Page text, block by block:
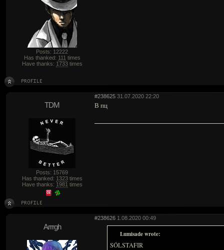
Posts: 12222
Has thanked: 111 times
Have thanks: 1733times
#238625 31.07.2020 22:20
TDM
Posts: 15769
Has thanked: 1323times
Have thanks: 1981 times
В пц
#238626 1.08.2020 00:49
Arrrgh
Lumisade wrote:
SÓLSTAFIR